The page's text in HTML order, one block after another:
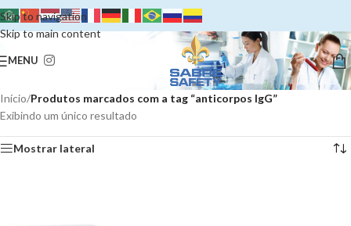
Skip to navigation
Skip to main content
MENU
Início/Produtos marcados com a tag “anticorpos IgG”
Exibindo um único resultado
Mostrar lateral